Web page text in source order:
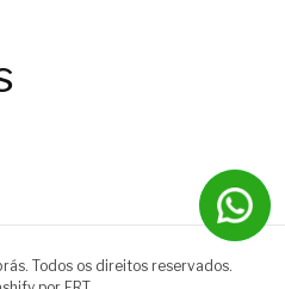
Todos os direitos reservados.